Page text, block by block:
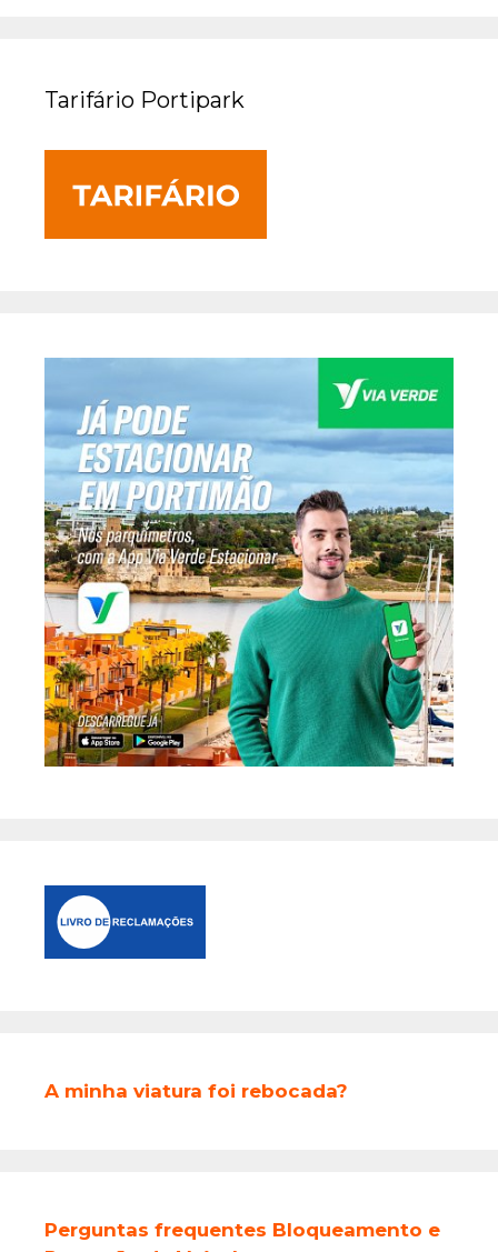
Tarifário Portipark
A minha viatura foi rebocada?
Perguntas frequentes Bloqueamento e